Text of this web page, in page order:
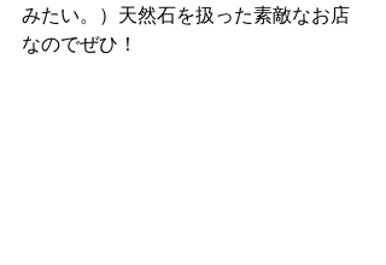
みたい。）天然石を扱った素敵なお店
なのでぜひ！